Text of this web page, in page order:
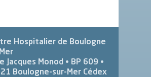
Hospitalier de Boulogne
Jacques Monod • BP 609 •
Boulogne-sur-Mer Cédex